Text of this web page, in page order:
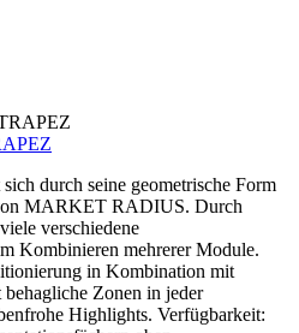
durch seine geometrische Form
MARKET RADIUS. Durch
verschiedene
Kombinieren mehrerer Module.
in Kombination mit
behagliche Zonen in jeder
Highlights. Verfügbarkeit: